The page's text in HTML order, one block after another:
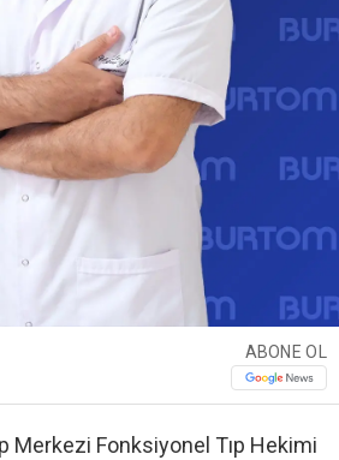
ABONE OL
Merkezi Fonksiyonel Tıp Hekimi